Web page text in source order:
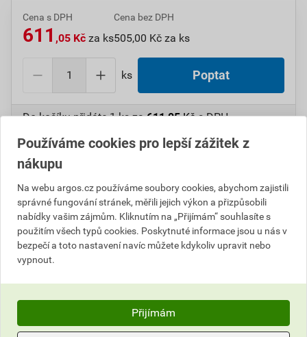
Cena s DPH
611 ,05 Kč za ks
Cena bez DPH
505,00 Kč za ks
ks Poptat
Do košíku přidáte1 ksza611,05Kčs DPH
Číslo položky:
Popis
Parametry
Používáme cookies pro lepší zážitek z
nákupu
Na webu argos.cz používáme soubory cookies, abychom zajistili
správné fungování stránek, měřili jejich výkon a přizpůsobili
nabídky vašim zájmům. Kliknutím na „Přijímám“ souhlasíte s
použitím všech typů cookies. Poskytnuté informace jsou u nás v
bezpečí a toto nastavení navíc můžete kdykoliv upravit nebo
vypnout.
Přijímám